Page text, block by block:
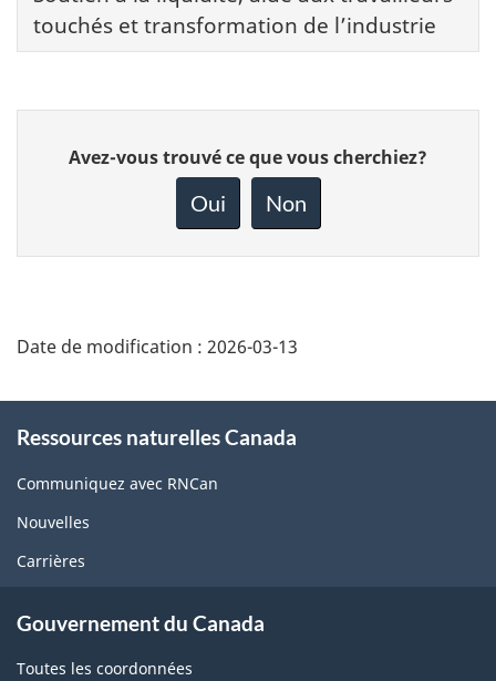
touchés et transformation de l’industrie
Donnez
votre
page
Avez-vous trouvé ce que vous cherchiez?
Oui Non
Date de modification : 2026-03-13
this
Ressources naturelles Canada
Communiquez avec RNCan
Nouvelles
Carrières
Gouvernement du Canada
Toutes les coordonnées